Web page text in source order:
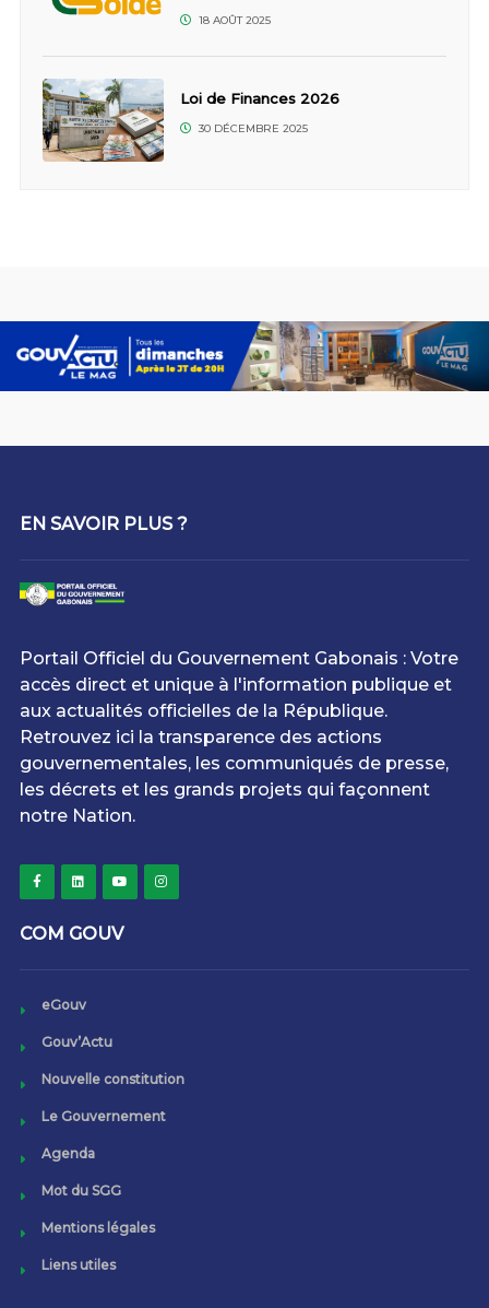
18 AOÛT 2025
Loi de Finances 2026
30 DÉCEMBRE 2025
EN SAVOIR PLUS ?
Portail Officiel du Gouvernement Gabonais : Votre
accès direct et unique à l'information publique et
aux actualités officielles de la République.
Retrouvez ici la transparence des actions
gouvernementales, les communiqués de presse,
les décrets et les grands projets qui façonnent
notre Nation.
COM GOUV
eGouv
Gouv’Actu
Nouvelle constitution
Le Gouvernement
Agenda
Mot du SGG
Mentions légales
Liens utiles